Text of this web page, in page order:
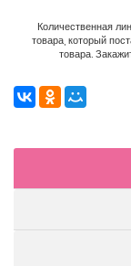
Количественная
товара, который
товара.